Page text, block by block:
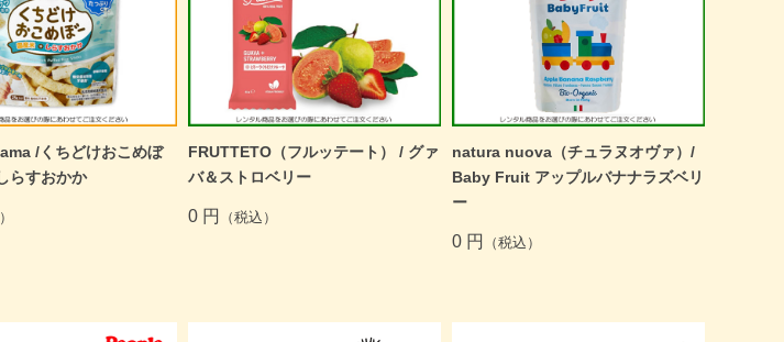
おすすめ
/くちどけおこめぼ
らすおかか
FRUTTETO（フルッテート） / グァ
バ＆ストロベリー
0 円 （税込）
natura nuova（チュラヌオヴァ）/
Baby Fruit アップルバナナラズベリ
ー
0 円 （税込）